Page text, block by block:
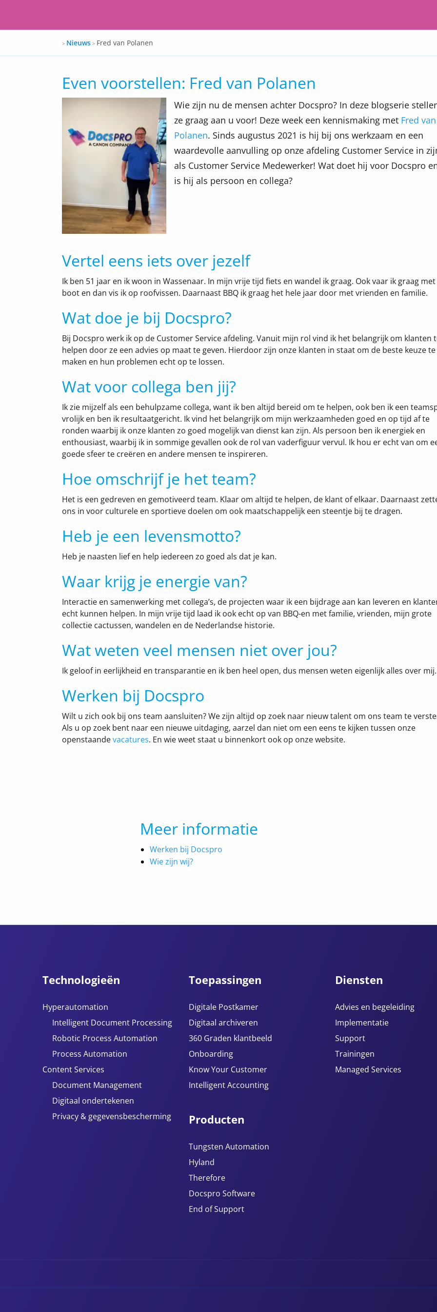
Docspro
> Nieuws > Fred van Polanen
Even voorstellen: Fred van Polanen
Wie zijn nu de mensen achter Docspro? In deze blogserie
ze graag aan u voor! Deze week een kennismaking met Fred van
Polanen. Sinds augustus 2021 is hij bij ons werkzaam en een
waardevolle aanvulling op onze afdeling Customer Service in
als Customer Service Medewerker! Wat doet hij voor Docspro
is hij als persoon en collega?
Vertel eens iets over jezelf
Ik ben 51 jaar en ik woon in Wassenaar. In mijn vrije tijd fiets en wandel ik graag. Ook vaar ik graag
boot en dan vis ik op roofvissen. Daarnaast BBQ ik graag het hele jaar door met vrienden en familie.
Wat doe je bij Docspro?
Bij Docspro werk ik op de Customer Service afdeling. Vanuit mijn rol vind ik het belangrijk om klanten
helpen door ze een advies op maat te geven. Hierdoor zijn onze klanten in staat om de beste keuze te
maken en hun problemen echt op te lossen.
Wat voor collega ben jij?
Ik zie mijzelf als een behulpzame collega, want ik ben altijd bereid om te helpen, ook ben ik een
vrolijk en ben ik resultaatgericht. Ik vind het belangrijk om mijn werkzaamheden goed en op tijd af te
ronden waarbij ik onze klanten zo goed mogelijk van dienst kan zijn. Als persoon ben ik energiek en
enthousiast, waarbij ik in sommige gevallen ook de rol van vaderfiguur vervul. Ik hou er echt van om
goede sfeer te creëren en andere mensen te inspireren.
Hoe omschrijf je het team?
Het is een gedreven en gemotiveerd team. Klaar om altijd te helpen, de klant of elkaar. Daarnaast
ons in voor culturele en sportieve doelen om ook maatschappelijk een steentje bij te dragen.
Heb je een levensmotto?
Heb je naasten lief en help iedereen zo goed als dat je kan.
Waar krijg je energie van?
Interactie en samenwerking met collega’s, de projecten waar ik een bijdrage aan kan leveren en
echt kunnen helpen. In mijn vrije tijd laad ik ook echt op van BBQ-en met familie, vrienden, mijn grote
collectie cactussen, wandelen en de Nederlandse historie.
Wat weten veel mensen niet over jou?
Ik geloof in eerlijkheid en transparantie en ik ben heel open, dus mensen weten eigenlijk alles over mij.
Werken bij Docspro
Wilt u zich ook bij ons team aansluiten? We zijn altijd op zoek naar nieuw talent om ons team te
Als u op zoek bent naar een nieuwe uitdaging, aarzel dan niet om een eens te kijken tussen onze
openstaandevacatures. En wie weet staat u binnenkort ook op onze website.
Meer informatie
Werken bij Docspro
Wie zijn wij?
Technologieën
Hyperautomation
Intelligent Document Processing
Robotic Process Automation
Process Automation
Content Services
Document Management
Digitaal ondertekenen
Privacy & gegevensbescherming
Toepassingen
Digitale Postkamer
Digitaal archiveren
360 Graden klantbeeld
Onboarding
Know Your Customer
Intelligent Accounting
Producten
Tungsten Automation
Hyland
Therefore
Docspro Software
End of Support
Diensten
Advies en begeleiding
Implementatie
Support
Trainingen
Managed Services